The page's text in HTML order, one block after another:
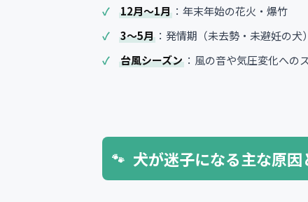
12月〜1月 ：年末年始の花火・爆竹
3〜5月 ：発情期（未去勢・未避妊の犬）
台風シーズン ：風の音や気圧変化への
犬が迷子になる主な原因